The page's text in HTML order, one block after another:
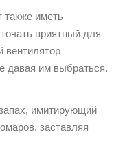
также иметь
приятный для
вентилятор
давая им выбраться.
имитирующий
заставляя